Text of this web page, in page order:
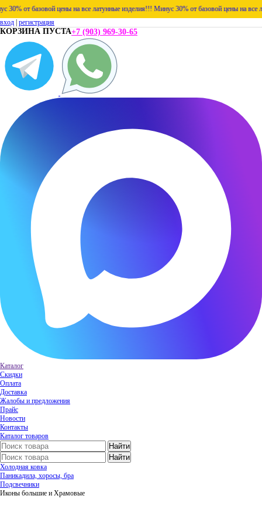
от базовой цены на все латунные изделия!!! Минус 30% от базовой цены на все
вход регистрация
КОРЗИНА ПУСТА+7 (903) 969-30-65
Каталог
Скидки
Оплата
Доставка
Жалобы и предложения
Прайс
Новости
Контакты
Каталог товаров
Холодная ковка
Паникадила, хоросы, бра
Подсвечники
Иконы большие и Храмовые